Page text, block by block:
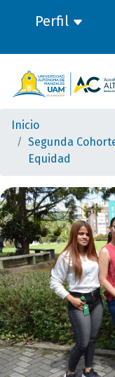
Perfil
Inicio
Segunda
Equidad